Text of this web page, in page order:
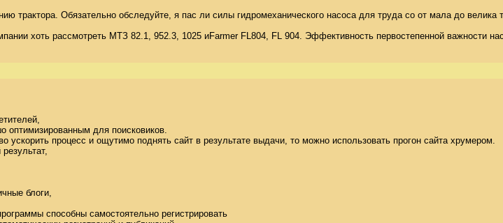
трактора. Обязательно обследуйте, я пас ли силы гидромеханического насоса для труда со от мала до
хоть рассмотреть МТЗ 82.1, 952.3, 1025 иFarmer FL804, FL 904. Эффективность первостепенной важности
для поисковиков.
ускорить процесс и ощутимо поднять сайт в результате выдачи, то можно использовать прогон сайта хрумером.
блоги,
способны самостоятельно регистрировать